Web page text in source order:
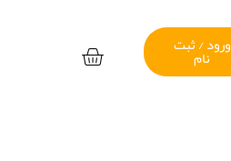
ورود / ثبت
نام